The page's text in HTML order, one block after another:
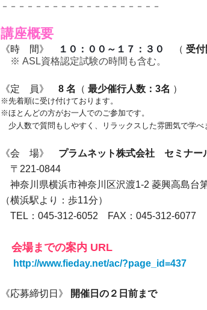
－－－－－－－－－－－－－－－－－－－
講座概要
《時 間》 １０：００～１７：３０ （ 受
※ ASL資格認定試験の時間も含む。
《定 員》 8 名 （ 最少催行人数：3名 ）
※先着順に受け付けております。
※ほとんどの方がお一人でのご参加です。
少人数で質問もしやすく、リラックスした雰囲気で学べ
《会 場》 プラムネット株式会社 セミナー
〒221-0844
神奈川県横浜市神奈川区沢渡1-2 菱興高島台
（横浜駅より：歩11分）
TEL：045-312-6052 FAX：045-312-6077
会場までの案内 URL
http://www.fieday.net/ac/?page_id=437
《応募締切日》 開催日の２日前まで